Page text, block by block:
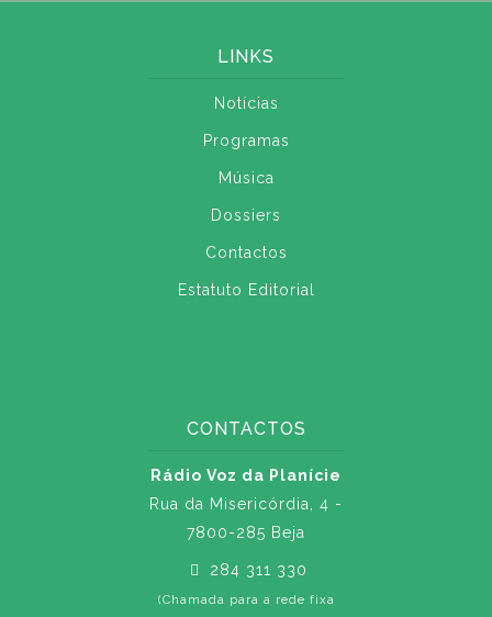
LINKS
Notícias
Programas
Música
Dossiers
Contactos
Estatuto Editorial
CONTACTOS
Rádio Voz da Planície
Rua da Misericórdia, 4 -
7800-285 Beja
284 311 330
(Chamada para a rede fixa